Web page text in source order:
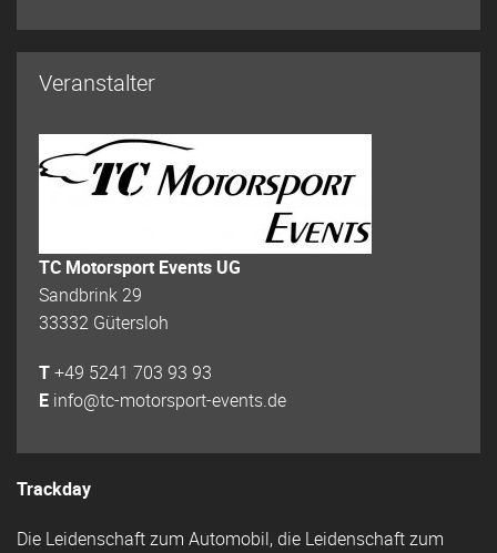
Veranstalter
TC Motorsport Events UG
Sandbrink 29
33332 Gütersloh
T+49 5241 703 93 93
E info@tc-motorsport-events.de
Trackday
Die Leidenschaft zum Automobil, die Leidenschaft zum